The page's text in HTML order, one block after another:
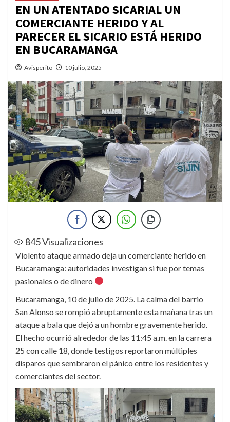
EN UN ATENTADO SICARIAL UN
COMERCIANTE HERIDO Y AL
PARECER EL SICARIO ESTÁ HERIDO
EN BUCARAMANGA
Avisperito 10 julio, 2025
845Visualizaciones
Violento ataque armado deja un comerciante herido en
Bucaramanga: autoridades investigan si fue por temas
pasionales o de dinero
Bucaramanga, 10 de julio de 2025. La calma del barrio
San Alonso se rompió abruptamente esta mañana tras un
ataque a bala que dejó a un hombre gravemente herido.
El hecho ocurrió alrededor de las 11:45 a.m. en la carrera
25 con calle 18, donde testigos reportaron múltiples
disparos que sembraron el pánico entre los residentes y
comerciantes del sector.